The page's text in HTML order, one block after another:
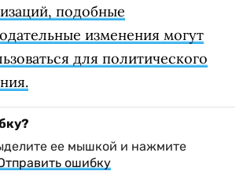
подобные
изменения могут
для политического
ее мышкой и нажмите
ошибку